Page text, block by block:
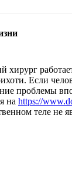
Если
проблемы
на https://
теле не